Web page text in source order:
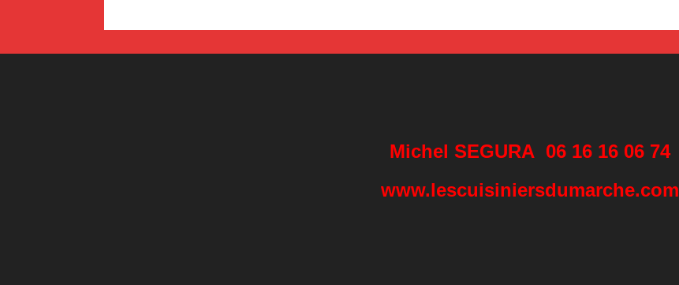
Michel SEGURA 06 16 16 06 74
www.lescuisiniersdumarche.com